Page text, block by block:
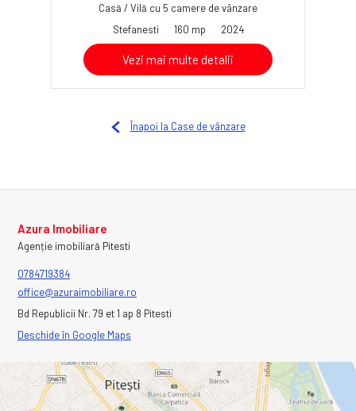
Casă / Vilă cu 5 camere de vânzare
Stefanesti
160 mp 2024
Vezi mai multe detalii
Înapoi la Case de vânzare
Azura Imobiliare
Agenție imobiliară Pitesti
0784719384
office@azuraimobiliare.ro
Bd Republicii Nr. 79 et 1 ap 8 Pitesti
Deschide în Google Maps